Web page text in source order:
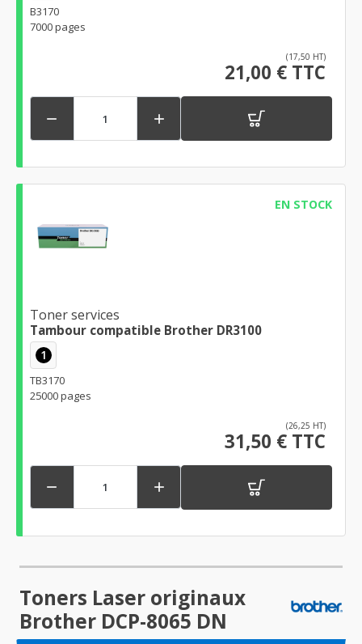
B3170
7000 pages
(17,50 HT)
21,00 € TTC
 
EN STOCK
Toner services
Tambour compatible Brother DR3100
1
TB3170
25000 pages
(26,25 HT)
31,50 € TTC
 
Toners Laser originaux
Brother DCP-8065 DN